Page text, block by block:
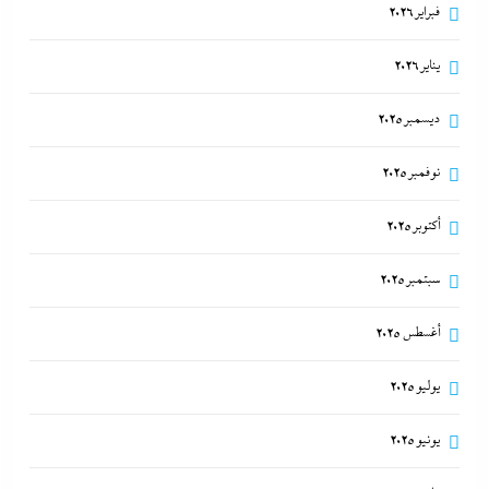
6 أغسطس، 2026
فبراير 2026
يناير 2026
ديسمبر 2025
نوفمبر 2025
أكتوبر 2025
سبتمبر 2025
أغسطس 2025
يوليو 2025
يونيو 2025